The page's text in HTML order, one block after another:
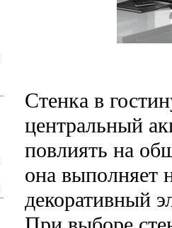
Стенка в
центральный
повлиять на
она выполняет
декоративный